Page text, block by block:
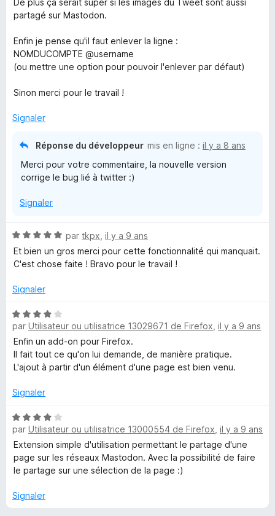
s
r
5
De plus ça serait super si les images du Tweet sont aussi
partagé sur Mastodon.
Enfin je pense qu'il faut enlever la ligne :
NOMDUCOMPTE @username
(ou mettre une option pour pouvoir l'enlever par défaut)
Sinon merci pour le travail !
Signaler
Réponse du développeur mis en ligne : il y a 8 ans
Merci pour votre commentaire, la nouvelle version
corrige le bug lié à twitter :)
Signaler
N
o
t
5
u
r
5
par tkpx il y a 9 ans
Et bien un gros merci pour cette fonctionnalité qui manquait.
C'est chose faite ! Bravo pour le travail !
Signaler
N
o
t
é
4
u
5
par Utilisateur ou utilisatrice 13029671 de Firefox il y a 9 ans
Enfin un add-on pour Firefox.
Il fait tout ce qu'on lui demande, de manière pratique.
L'ajout à partir d'un élément d'une page est bien venu.
Signaler
N
o
t
é
4
u
par Utilisateur ou utilisatrice 13000554 de Firefox il y a 9 ans
Extension simple d'utilisation permettant le partage d'une
page sur les réseaux Mastodon. Avec la possibilité de faire
le partage sur une sélection de la page :)
Signaler